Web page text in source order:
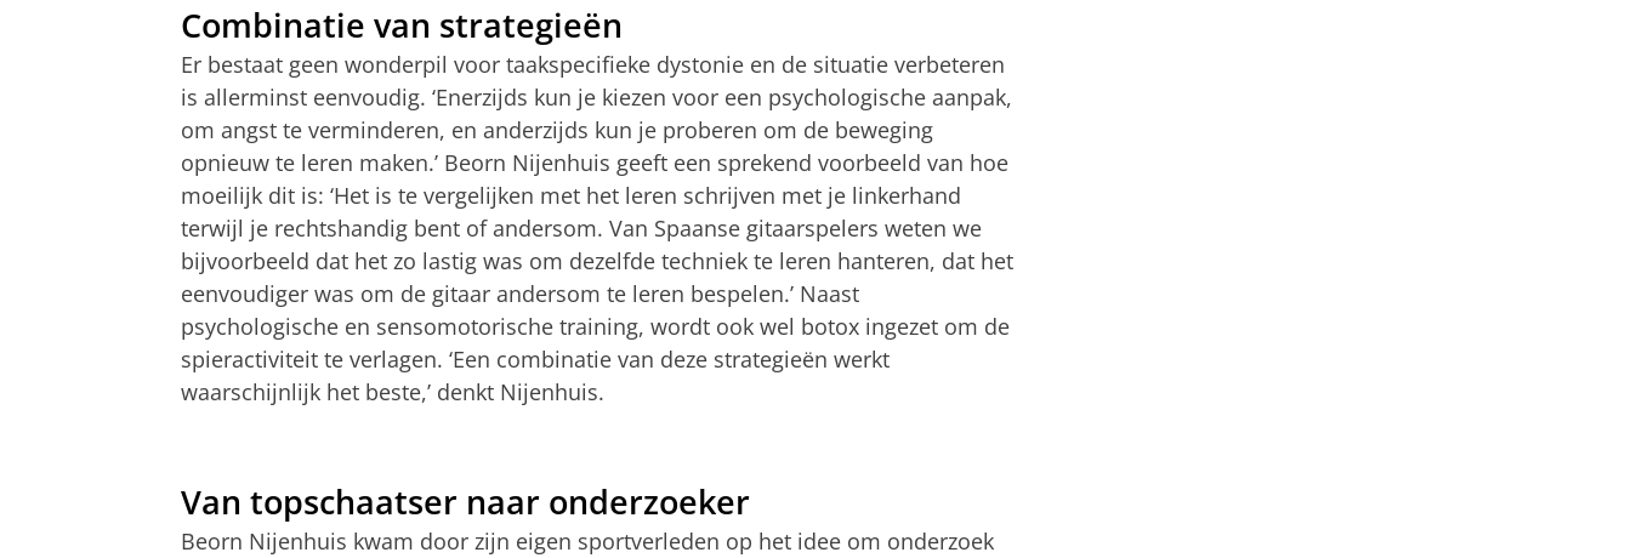
Combinatie van strategieën
Er bestaat geen wonderpil voor taakspecifieke dystonie en de situatie verbeteren
is allerminst eenvoudig. ‘Enerzijds kun je kiezen voor een psychologische aanpak,
om angst te verminderen, en anderzijds kun je proberen om de beweging
opnieuw te leren maken.’ Beorn Nijenhuis geeft een sprekend voorbeeld van hoe
moeilijk dit is: ‘Het is te vergelijken met het leren schrijven met je linkerhand
terwijl je rechtshandig bent of andersom. Van Spaanse gitaarspelers weten we
bijvoorbeeld dat het zo lastig was om dezelfde techniek te leren hanteren, dat het
eenvoudiger was om de gitaar andersom te leren bespelen.’ Naast
psychologische en sensomotorische training, wordt ook wel botox ingezet om de
spieractiviteit te verlagen. ‘Een combinatie van deze strategieën werkt
waarschijnlijk het beste,’ denkt Nijenhuis.
Van topschaatser naar onderzoeker
Beorn Nijenhuis kwam door zijn eigen sportverleden op het idee om onderzoek